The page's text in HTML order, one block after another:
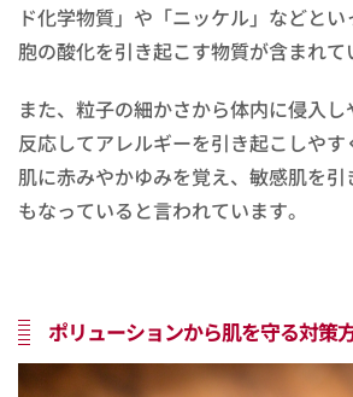
ド化学物質」や「ニッケル」などと
胞の酸化を引き起こす物質が含まれて
また、粒子の細かさから体内に侵入
反応してアレルギーを引き起こしやす
肌に赤みやかゆみを覚え、敏感肌を
もなっていると言われています。
ポリューションから肌を守る対策